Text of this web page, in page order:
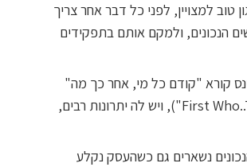
טוב למצויין, לפני כל דבר אחר צריך
הנכונים, ולמקם אותם בתפקידים
קורא "קודם כל מי, אחר כך מה"
("First Who..Then What"), ויש לה יתרונות רבים,
נשארים גם כשהעסק נקלע